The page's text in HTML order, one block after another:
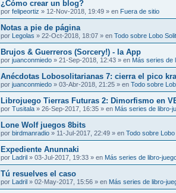
¿Cómo crear un blog?
por felipeortiz » 12-Nov-2018, 19:49 » en Fuera de sitio
Notas a pie de página
por Legolas » 22-Oct-2018, 18:07 » en Todo sobre Lobo
Brujos & Guerreros (Sorcery!) - la App
por juanconmiedo » 21-Sep-2018, 12:43 » en Más series de
Anécdotas Lobosolitarianas 7: cierra el pico
por juanconmiedo » 03-Abr-2018, 21:25 » en Todo sobre
Librojuego Tierras Futuras 2: Dimorfismo en
por Tusitala » 26-Sep-2017, 16:35 » en Más series de libro-
Lone Wolf juegos 8bits
por birdmanradio » 11-Jul-2017, 22:49 » en Todo sobre Lobo
Expediente Anunnaki
por Ladril » 03-Jul-2017, 19:33 » en Más series de libro-
Tú resuelves el caso
por Ladril » 02-May-2017, 15:56 » en Más series de libro-